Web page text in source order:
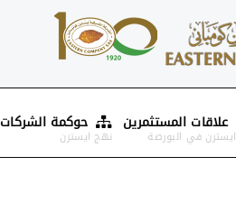
علاقات المستثمرين
ايسترن في البورصة
حوكمة الشركات
نهج ايسترن